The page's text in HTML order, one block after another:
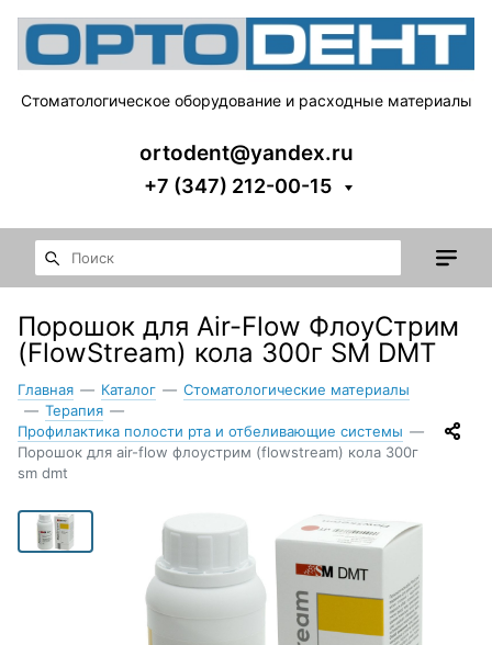
Стоматологическое оборудование и расходные материалы
ortodent@yandex.ru
+7 (347) 212-00-15
Порошок для Air-Flow ФлоуСтрим
(FlowStream) кола 300г SM DMT
Главная — Каталог — Стоматологические материалы
— Терапия —
Профилактика полости рта и отбеливающие системы —
Порошок для air-flow флоустрим (flowstream) кола 300г
sm dmt